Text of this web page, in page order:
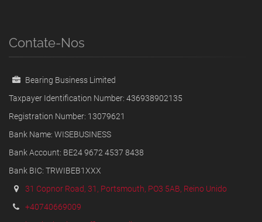
Contate-Nos
Bearing Business Limited
Taxpayer Identification Number: 436938902135
Registration Number: 13079621
Bank Name: WISEBUSINESS
Bank Account: BE24 9672 4537 8438
Bank BIC: TRWIBEB1XXX
31 Copnor Road, 31, Portsmouth, PO3 5AB, Reino Unido
+40740669009